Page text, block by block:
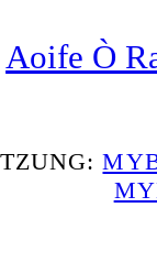
Aoife Ò